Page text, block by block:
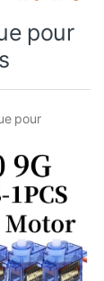
pour
pour